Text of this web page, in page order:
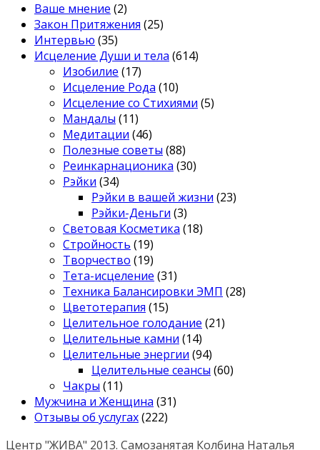
Ваше мнение (2)
Закон Притяжения (25)
Интервью (35)
Исцеление Души и тела (614)
Изобилие (17)
Исцеление Рода (10)
Исцеление со Стихиями (5)
Мандалы (11)
Медитации (46)
Полезные советы (88)
Реинкарнационика (30)
Рэйки (34)
Рэйки в вашей жизни (23)
Рэйки-Деньги (3)
Световая Косметика (18)
Стройность (19)
Творчество (19)
Тета-исцеление (31)
Техника Балансировки ЭМП (28)
Цветотерапия (15)
Целительное голодание (21)
Целительные камни (14)
Целительные энергии (94)
Целительные сеансы (60)
Чакры (11)
Мужчина и Женщина (31)
Отзывы об услугах(222)
Центр "ЖИВА" 2013. Самозанятая Колбина Наталья